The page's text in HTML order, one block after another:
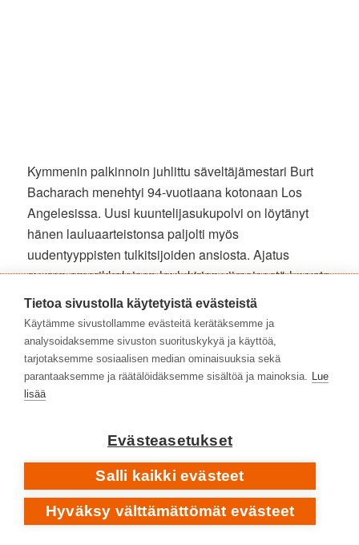
Kymmenin palkinnoin juhlittu säveltäjämestari Burt
Bacharach menehtyi 94-vuotiaana kotonaan Los
Angelesissa. Uusi kuuntelijasukupolvi on löytänyt
hänen lauluaarteistonsa paljolti myös
uudentyyppisten tulkitsijoiden ansiosta. Ajatus
suuren amerikkalaisen laulukirjan viimeisestä luvusta
on yhä validimpi, sillä erityisesti 1960-luvun
populaarimusiikkia olisi vaikea kuvitella ilman
Bacharachin notkeasti svengaavia ikivihreitä.
Matti Pajuniemi
Burt Bacharach|Facebook
SAATAT PITÄÄ MYÖS NÄISTÄ LEVYHYLLYISTÄ
Anna Inginmaa • Yhdeksän elämää ja viisitoista vuotta
•Nämä kujat[2011] ➡️Yhdeksän elämää[2026]
Tietoa sivustolla käytetyistä evästeistä
Käytämme sivustollamme evästeitä kerätäksemme ja
analysoidaksemme sivuston suorituskykyä ja käyttöä,
tarjotaksemme sosiaalisen median ominaisuuksia sekä
parantaaksemme ja räätälöidäksemme sisältöä ja mainoksia. Lue
lisää
Evästeasetukset
Salli kaikki evästeet
Hyväksy välttämättömät evästeet